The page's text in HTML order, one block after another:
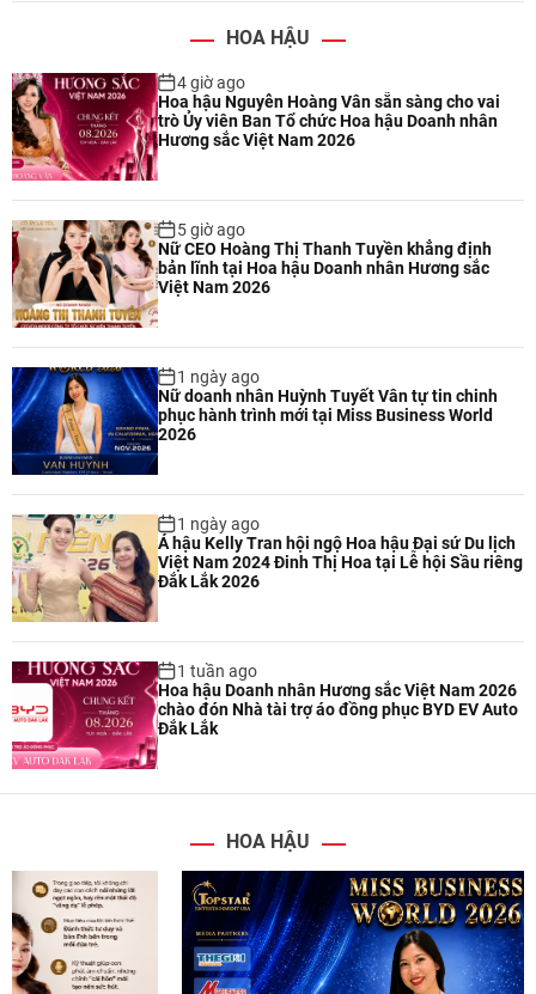
HOA HẬU
4 giờ ago
Hoa hậu Nguyễn Hoàng Vân sẵn sàng cho vai
trò Ủy viên Ban Tổ chức Hoa hậu Doanh nhân
Hương sắc Việt Nam 2026
5 giờ ago
Nữ CEO Hoàng Thị Thanh Tuyền khẳng định
bản lĩnh tại Hoa hậu Doanh nhân Hương sắc
Việt Nam 2026
1 ngày ago
Nữ doanh nhân Huỳnh Tuyết Vân tự tin chinh
phục hành trình mới tại Miss Business World
2026
1 ngày ago
Á hậu Kelly Tran hội ngộ Hoa hậu Đại sứ Du lịch
Việt Nam 2024 Đinh Thị Hoa tại Lễ hội Sầu riêng
Đắk Lắk 2026
1 tuần ago
Hoa hậu Doanh nhân Hương sắc Việt Nam 2026
chào đón Nhà tài trợ áo đồng phục BYD EV Auto
Đắk Lắk
HOA HẬU